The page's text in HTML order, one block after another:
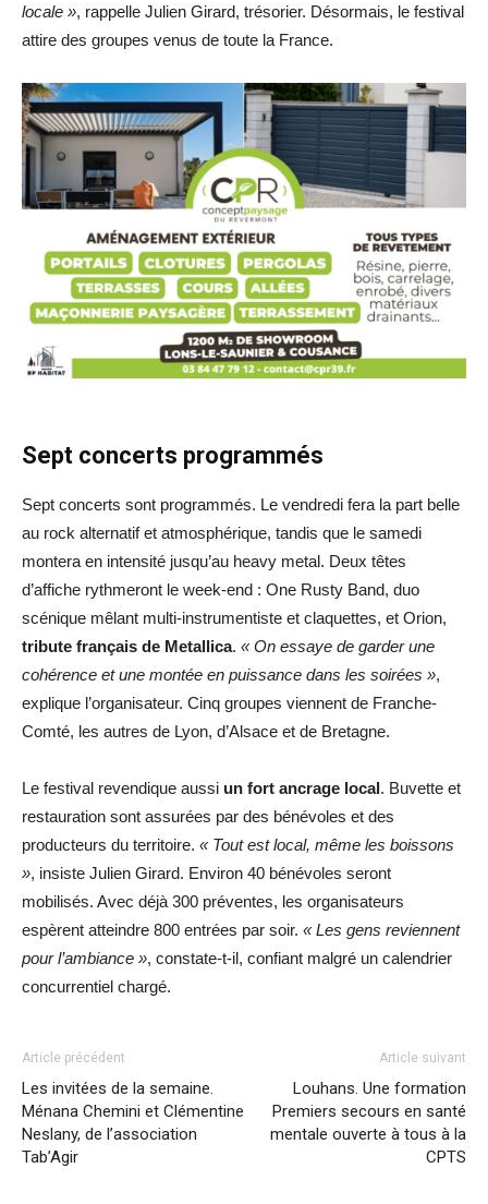
locale », rappelle Julien Girard, trésorier. Désormais, le festival
attire des groupes venus de toute la France.
Sept concerts programmés
Sept concerts sont programmés. Le vendredi fera la part belle
au rock alternatif et atmosphérique, tandis que le samedi
montera en intensité jusqu’au heavy metal. Deux têtes
d’affiche rythmeront le week-end : One Rusty Band, duo
scénique mêlant multi-instrumentiste et claquettes, et Orion,
tribute français de Metallica. « On essaye de garder une
cohérence et une montée en puissance dans les soirées »,
explique l’organisateur. Cinq groupes viennent de Franche-
Comté, les autres de Lyon, d’Alsace et de Bretagne.
Le festival revendique aussi un fort ancrage local. Buvette et
restauration sont assurées par des bénévoles et des
producteurs du territoire. « Tout est local, même les boissons
», insiste Julien Girard. Environ 40 bénévoles seront
mobilisés. Avec déjà 300 préventes, les organisateurs
espèrent atteindre 800 entrées par soir. « Les gens reviennent
pour l’ambiance », constate-t-il, confiant malgré un calendrier
concurrentiel chargé.
Article précédent
Les invitées de la semaine.
Ménana Chemini et Clémentine
Neslany, de l’association
Tab’Agir
Article suivant
Louhans. Une formation
Premiers secours en santé
mentale ouverte à tous à la
CPTS